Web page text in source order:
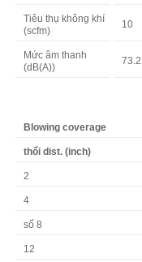
Tiêu thụ không khí
(scfm)
10
Mức âm thanh
(dB(A))
73.2
Blowing coverage
thổi dist. (inch)
2
4
số 8
12